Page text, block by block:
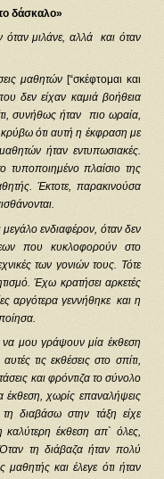
δάσκαλο»
μιλάνε, αλλά και όταν
μαθητών [“σκέφτομαι και
δεν είχαν καμιά βοήθεια
συνήθως ήταν πιο ωραία,
κρύβω ότι αυτή η έκφραση με
ήταν εντυπωσιακές.
τυποποιημένο πλαίσιο της
Έκτοτε, παρακινούσα
ενδιαφέρον, όταν δεν
που κυκλοφορούν στο
των γονιών τους. Τότε
Έχω κρατήσει αρκετές
αργότερα γεννήθηκε και η
μου γράψουν μία έκθεση
τις εκθέσεις στο σπίτι,
και φρόντιζα το σύνολο
έκθεση, χωρίς επαναλήψεις
διαβάσω στην τάξη είχε
καλύτερη έκθεση απ` όλες,
τη διάβαζα ήταν πολύ
μαθητής και έλεγε ότι ήταν